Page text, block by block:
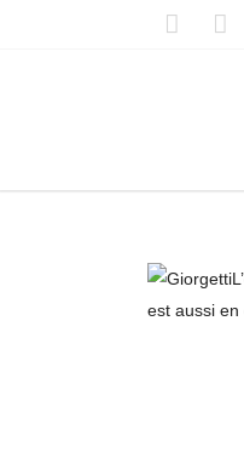
est aussi en